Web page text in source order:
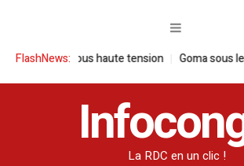
FlashNews:
sous haute tension Goma sous le feu :
La RDC en un clic !